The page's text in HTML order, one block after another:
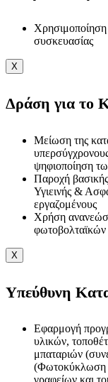
συσκευασίας
X
Δράση για το
Μείωση της
ψηφιοποίηση
Παροχή
Υγιεινής &
εργαζομένους
Χρήση
X
Υπεύθυνη
Εφαρμογή
υλικών,
μπαταριών
(Φωτοκύκλωση